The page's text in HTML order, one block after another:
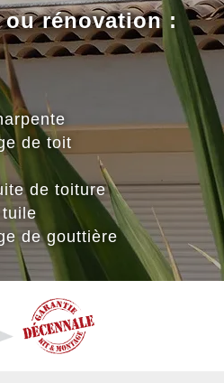
rénovation :
de toit
de toiture
de gouttière